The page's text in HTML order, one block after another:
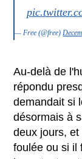
— Free (@free)
Au-delà de
répondu
demandait si
désormais à
deux jours,
foulée ou si il